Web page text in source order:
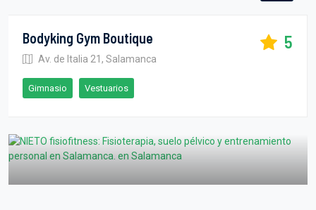
Bodyking Gym Boutique
Av. de Italia 21, Salamanca
5
Gimnasio Vestuarios